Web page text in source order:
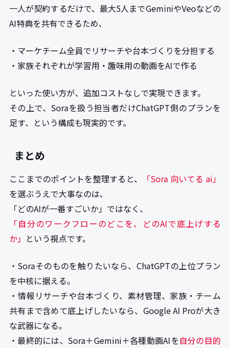
一人が契約するだけで、最大5人までGeminiやVeoなどの
AI特典を共有できるため、
・マーケチーム全員でリサーチや台本づくりを分担する
・家族それぞれが学習用・趣味用の動画をAIで作る
といった使い方が、追加コストなしで実現できます。
その上で、Soraを扱う担当者だけChatGPT側のプランを
足す、という構成も現実的です。
まとめ
ここまでのポイントを整理すると、
「Sora 向いてる ai」
を選ぶうえで大事なのは、
「どのAIが一番すごいか」ではなく、
「自分のワークフローのどこを、どのAIで底上げする
か」 という視点です。
・Soraそのものを触りたいなら、ChatGPTの上位プラン
を中核に据える。
・情報リサーチや台本づくり、素材管理、家族・チーム
共有まで含めて底上げしたいなら、Google AI Proが大き
な武器になる。
・最終的には、Sora＋Gemini＋各種動画AIを自分の目的